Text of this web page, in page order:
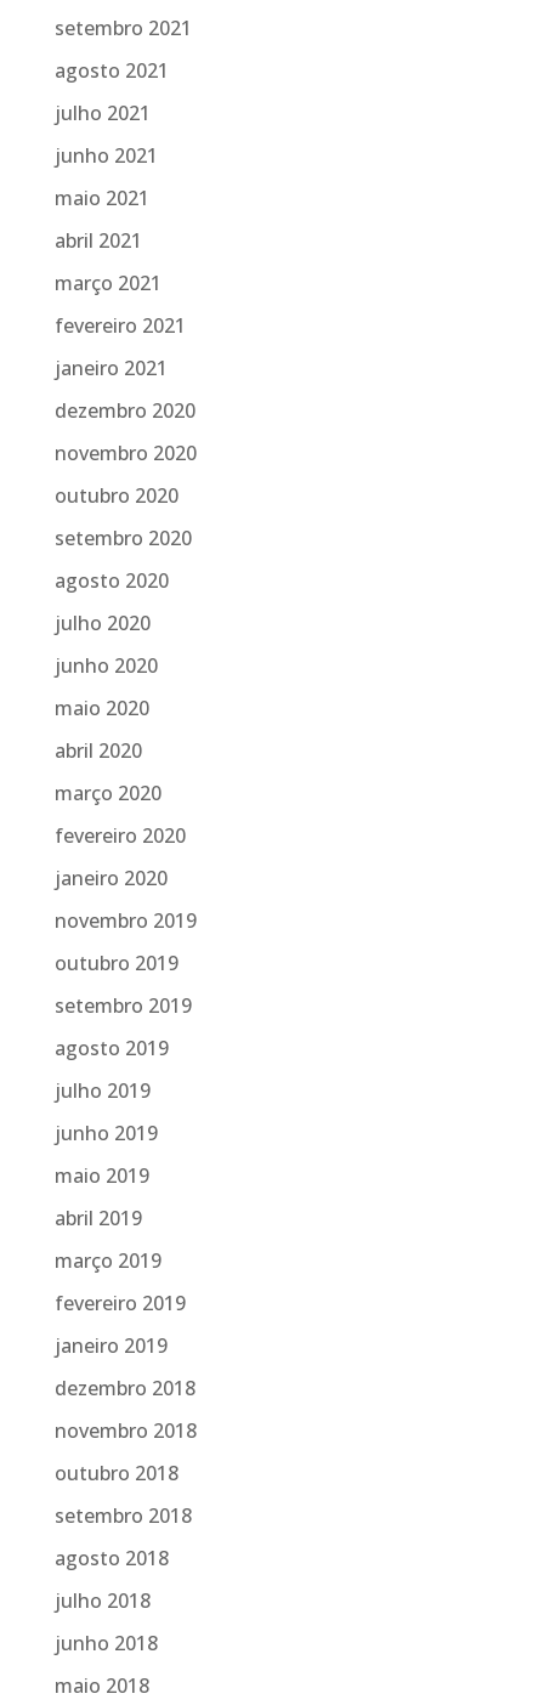
setembro 2021
agosto 2021
julho 2021
junho 2021
maio 2021
abril 2021
março 2021
fevereiro 2021
janeiro 2021
dezembro 2020
novembro 2020
outubro 2020
setembro 2020
agosto 2020
julho 2020
junho 2020
maio 2020
abril 2020
março 2020
fevereiro 2020
janeiro 2020
novembro 2019
outubro 2019
setembro 2019
agosto 2019
julho 2019
junho 2019
maio 2019
abril 2019
março 2019
fevereiro 2019
janeiro 2019
dezembro 2018
novembro 2018
outubro 2018
setembro 2018
agosto 2018
julho 2018
junho 2018
maio 2018